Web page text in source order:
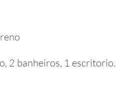
2 banheiros, 1 escritorio.